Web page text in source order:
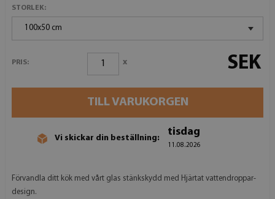
STORLEK:
100x50 cm
PRIS: x SEK
TILL VARUKORGEN
Vi skickar din beställning:
tisdag
11.08.2026
Förvandla ditt kök med vårt glas stänkskydd med Hjärtat vattendroppar-
design.